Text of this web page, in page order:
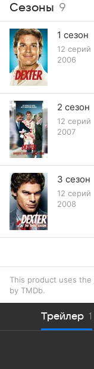
Сезоны 9
1 сезон
12 серий
2006
2 сезон
12 серий
2007
3 сезон
12 серий
2008
This product uses the
by TMDb.
Трейлер 1